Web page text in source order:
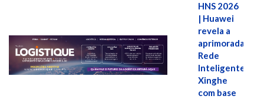
HNS 2026
| Huawei
revela a
aprimorada
Rede
Inteligente
Xinghe
com base